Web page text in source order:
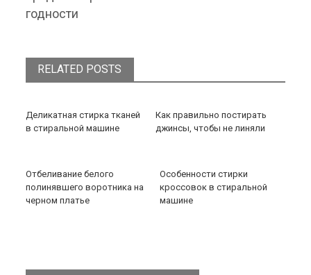
годности
RELATED POSTS
Деликатная стирка тканей
в стиральной машине
Как правильно постирать
джинсы, чтобы не линяли
Отбеливание белого
полинявшего воротника на
черном платье
Особенности стирки
кроссовок в стиральной
машине